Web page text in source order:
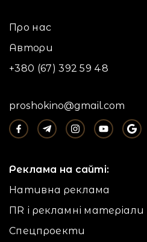
Про нас
Автори
+380 (67) 392 59 48
proshokino@gmail.com
Реклама на сайті:
Нативна реклама
ПR і рекламні матеріали
Спецпроекти